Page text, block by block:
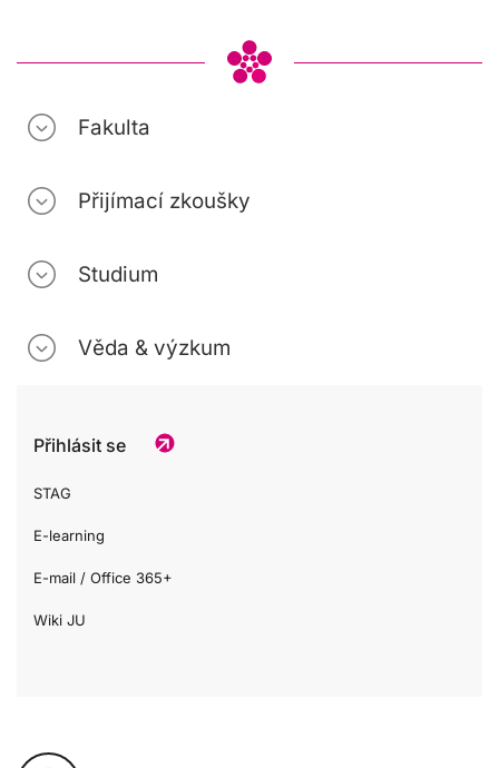
Fakulta
Přijímací zkoušky
Studium
Věda & výzkum
Přihlásit se
STAG
E-learning
E-mail / Office 365+
Wiki JU